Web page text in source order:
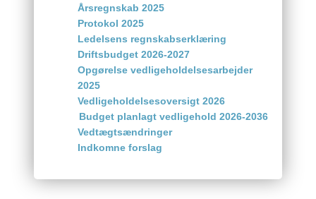
Årsregnskab 2025
Protokol 2025
Ledelsens regnskabserklæring
Driftsbudget 2026-2027
Opgørelse vedligeholdelsesarbejder
2025
Vedligeholdelsesoversigt 2026
Budget planlagt vedligehold 2026-2036
Vedtægtsændringer
Indkomne forslag